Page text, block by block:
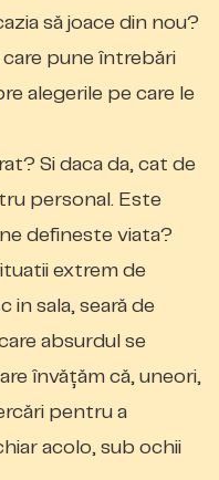
să joace din nou?
care pune întrebări
alegerile pe care le
Si daca da, cat de
personal. Este
defineste viata?
extrem de
in sala, seară de
absurdul se
învățăm că, uneori,
pentru a
acolo, sub ochii